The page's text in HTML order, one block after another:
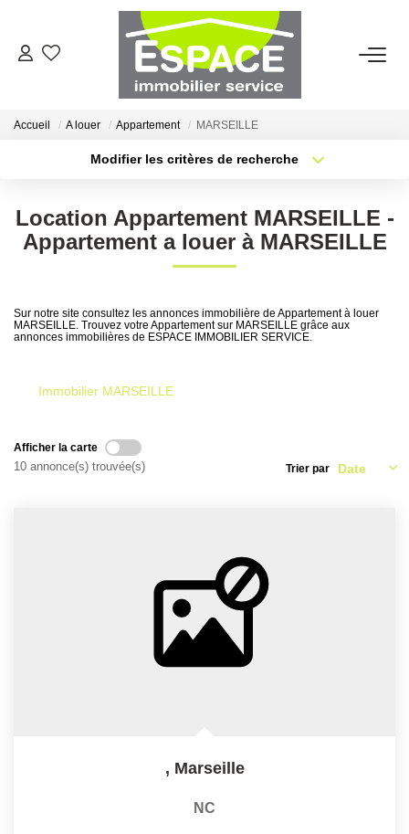
VENTES
AGENCE
Nous Rejoindre
Accueil A louer Appartement MARSEILLE
Modifier les critères de recherche
Sélectionnez...
Type de bien
Surface min
Créer une alerte
Location Appartement MARSEILLE -
Appartement a louer à MARSEILLE
Sur notre site consultez les annonces immobilière de Appartement à louer
MARSEILLE. Trouvez votre Appartement sur MARSEILLE grâce aux
annonces immobilières de ESPACE IMMOBILIER SERVICE.
Immobilier MARSEILLE
Afficher la carte
10 annonce(s) trouvée(s) Trier par
, Marseille
NC